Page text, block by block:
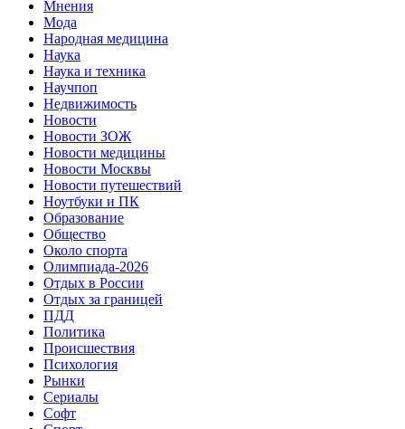
Мнения
Мода
Народная медицина
Наука
Наука и техника
Научпоп
Недвижимость
Новости
Новости ЗОЖ
Новости медицины
Новости Москвы
Новости путешествий
Ноутбуки и ПК
Образование
Общество
Около спорта
Олимпиада-2026
Отдых в России
Отдых за границей
ПДД
Политика
Происшествия
Психология
Рынки
Сериалы
Софт